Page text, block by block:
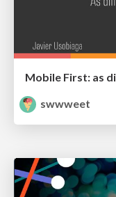
Mobile First: as
swwweet